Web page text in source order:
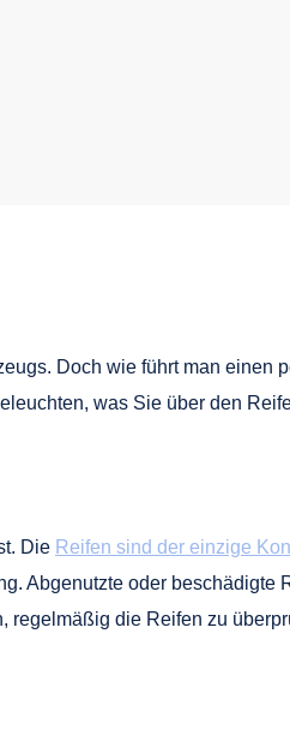
Doch wie führt man einen
was Sie über den
Die Reifen sind der einzige
Abgenutzte oder beschädigte
regelmäßig die Reifen zu